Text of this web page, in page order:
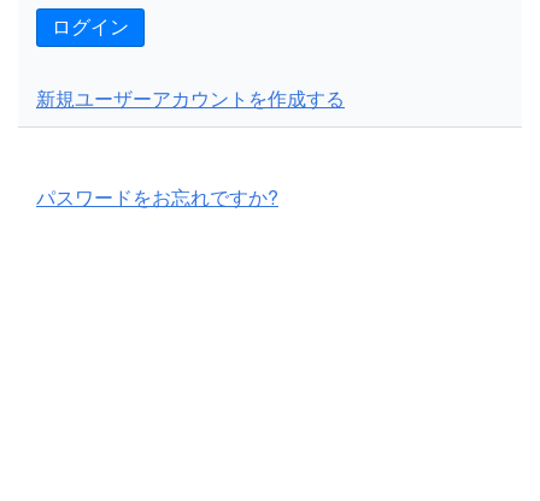
ログイン
新規ユーザーアカウントを作成する
パスワードをお忘れですか?